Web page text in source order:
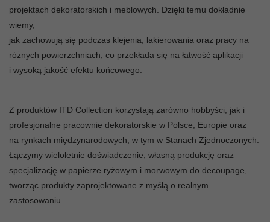
projektach dekoratorskich i meblowych. Dzięki temu dokładnie
wiemy,
jak zachowują się podczas klejenia, lakierowania oraz pracy na
różnych powierzchniach, co przekłada się na łatwość aplikacji
i wysoką jakość efektu końcowego.
Z produktów ITD Collection korzystają zarówno hobbyści, jak i
profesjonalne pracownie dekoratorskie w Polsce, Europie oraz
na rynkach międzynarodowych, w tym w Stanach Zjednoczonych.
Łączymy wieloletnie doświadczenie, własną produkcję oraz
specjalizację w papierze ryżowym i morwowym do decoupage,
tworząc produkty zaprojektowane z myślą o realnym
zastosowaniu.